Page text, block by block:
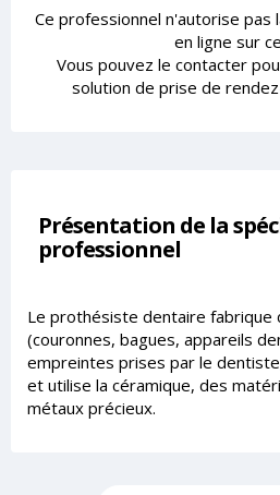
Ce professionnel n'autorise pas
en ligne sur
Vous pouvez le contacter
solution de prise de
Présentation de la
professionnel
Le prothésiste dentaire fabrique
(couronnes, bagues, appareils
empreintes prises par le
et utilise la céramique, des
métaux précieux.